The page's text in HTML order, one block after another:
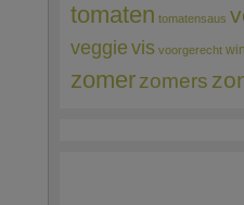
tomaten tomatensaus
veggie vis voorgerecht
zomerzomers